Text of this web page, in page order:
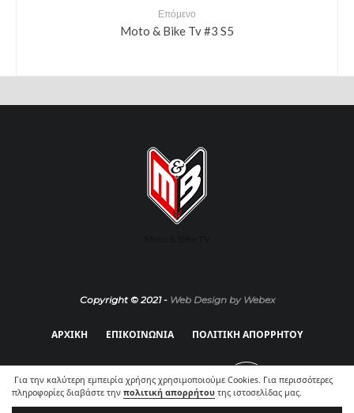
Για την καλύτερη εμπειρία χρήσης χρησιμοποιούμε Cookies. Για περισσότερες
πληροφορίες διαβάστε την πολιτική απορρήτου της ιστοσελίδας μας.
Επόμενο
Moto & Bike Tv #3 S5
Copyright © 2021 - Web Design by Webex
ΑΡΧΙΚΗ ΕΠΙΚΟΙΝΩΝΙΑ ΠΟΛΙΤΙΚΗ ΑΠΟΡΡΗΤΟΥ